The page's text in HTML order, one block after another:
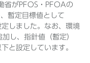
省がPFOS・PFOAの
暫定目標値として
しました。なお、環境
し、指針値（暫定）
と設定しています。